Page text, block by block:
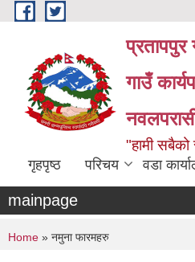
Skip to main content
प्रतापपुर
गाउँ
"हामी
गृहपृष्ठ परिचय वडा
mainpage
You are here
Home » नमुना फारमहरु